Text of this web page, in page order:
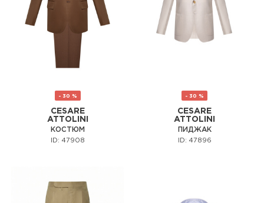
- 30 %
CESARE
ATTOLINI
КОСТЮМ
ID: 47908
- 30 %
CESARE
ATTOLINI
ПИДЖАК
ID: 47896